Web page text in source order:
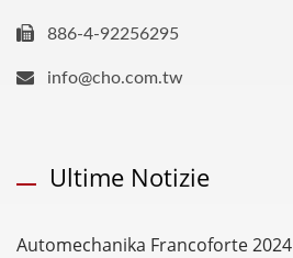
886-4-92256295
info@cho.com.tw
Ultime Notizie
Automechanika Francoforte 2024